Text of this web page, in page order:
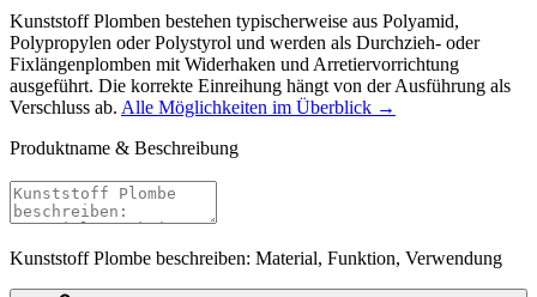
Kunststoff Plomben bestehen typischerweise aus Polyamid,
Polypropylen oder Polystyrol und werden als Durchzieh- oder
Fixlängenplomben mit Widerhaken und Arretiervorrichtung
ausgeführt. Die korrekte Einreihung hängt von der Ausführung als
Verschluss ab. Alle Möglichkeiten im Überblick →
Produktname & Beschreibung
Kunststoff Plombe beschreiben: Material, Funktion, Verwendung